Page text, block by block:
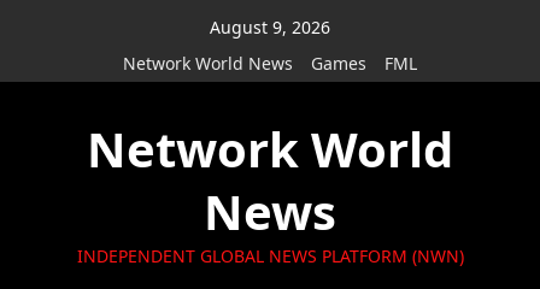
August 9, 2026
Network World News
Games FML
Network World
News
INDEPENDENT GLOBAL NEWS PLATFORM (NWN)